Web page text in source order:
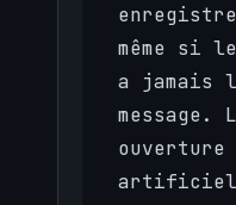
même si
a jamais
message.
ouverture